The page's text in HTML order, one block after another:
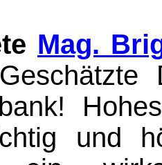
Mag.
und